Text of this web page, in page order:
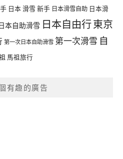
日本 滑雪 新手 日本滑雪自助 日本滑
本自助滑雪 日本自由行東京
第一次日本自助滑雪 第一次滑雪 自
馬祖旅行
有趣的廣告